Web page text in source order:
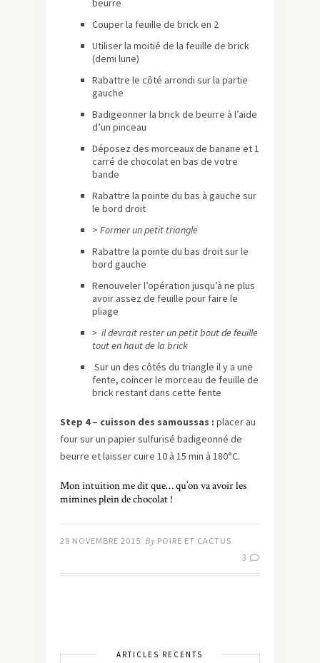
Couper la feuille de brick en 2
Utiliser la moitié de la feuille de brick
(demi lune)
Rabattre le côté arrondi sur la partie
gauche
Badigeonner la brick de beurre à l’aide
d’un pinceau
Déposez des morceaux de banane et 1
carré de chocolat en bas de votre
bande
Rabattre la pointe du bas à gauche sur
le bord droit
> Former un petit triangle
Rabattre la pointe du bas droit sur le
bord gauche
Renouveler l’opération jusqu’à ne plus
avoir assez de feuille pour faire le
pliage
> il devrait rester un petit bout de feuille
tout en haut de la brick
Sur un des côtés du triangle il y a une
fente, coincer le morceau de feuille de
brick restant dans cette fente
Step 4 – cuisson des samoussas : placer au
four sur un papier sulfurisé badigeonné de
beurre et laisser cuire 10 à 15 min à 180°C.
Mon intuition me dit que… qu’on va avoir les
mimines plein de chocolat !
28 NOVEMBRE 2015 By POIRE ET CACTUS
3
ARTICLES RÉCENTS